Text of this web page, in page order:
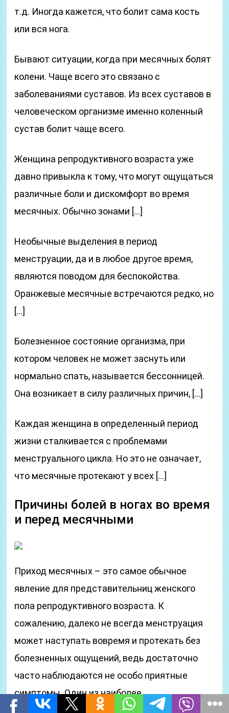
т.д. Иногда кажется, что болит сама кость
или вся нога.
Бывают ситуации, когда при месячных болят
колени. Чаще всего это связано с
заболеваниями суставов. Из всех суставов в
человеческом организме именно коленный
сустав болит чаще всего.
Женщина репродуктивного возраста уже
давно привыкла к тому, что могут ощущаться
различные боли и дискомфорт во время
месячных. Обычно зонами […]
Необычные выделения в период
менструации, да и в любое другое время,
являются поводом для беспокойства.
Оранжевые месячные встречаются редко, но
[…]
Болезненное состояние организма, при
котором человек не может заснуть или
нормально спать, называется бессонницей.
Она возникает в силу различных причин, […]
Каждая женщина в определенный период
жизни сталкивается с проблемами
менструального цикла. Но это не означает,
что месячные протекают у всех […]
Причины болей в ногах во время
и перед месячными
Приход месячных – это самое обычное
явление для представительниц женского
пола репродуктивного возраста. К
сожалению, далеко не всегда менструация
может наступать вовремя и протекать без
болезненных ощущений, ведь достаточно
часто наблюдаются не особо приятные
симптомы. Один из наиболее
распространенных признаков – болевые